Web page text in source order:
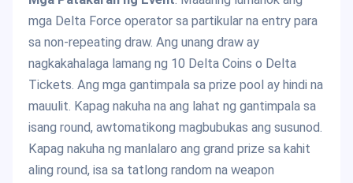
mga Delta Force operator sa partikular na entry para
sa non-repeating draw. Ang unang draw ay
nagkakahalaga lamang ng 10 Delta Coins o Delta
Tickets. Ang mga gantimpala sa prize pool ay hindi na
mauulit. Kapag nakuha na ang lahat ng gantimpala sa
isang round, awtomatikong magbubukas ang susunod.
Kapag nakuha ng manlalaro ang grand prize sa kahit
aling round, isa sa tatlong random na weapon